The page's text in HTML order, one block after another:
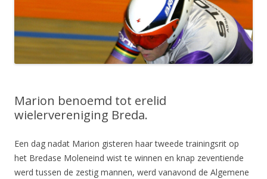
Marion benoemd tot erelid
wielervereniging Breda.
Een dag nadat Marion gisteren haar tweede trainingsrit op
het Bredase Moleneind wist te winnen en knap zeventiende
werd tussen de zestig mannen, werd vanavond de Algemene